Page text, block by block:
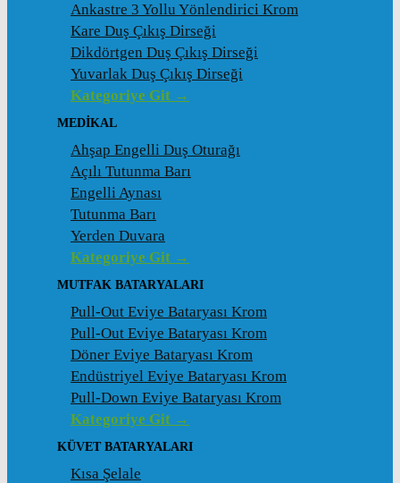
Ankastre 3 Yollu Yönlendirici Krom
Kare Duş Çıkış Dirseği
Dikdörtgen Duş Çıkış Dirseği
Yuvarlak Duş Çıkış Dirseği
Kategoriye Git →
MEDİKAL
Ahşap Engelli Duş Oturağı
Açılı Tutunma Barı
Engelli Aynası
Tutunma Barı
Yerden Duvara
Kategoriye Git →
MUTFAK BATARYALARI
Pull-Out Eviye Bataryası Krom
Pull-Out Eviye Bataryası Krom
Döner Eviye Bataryası Krom
Endüstriyel Eviye Bataryası Krom
Pull-Down Eviye Bataryası Krom
Kategoriye Git →
KÜVET BATARYALARI
Kısa Şelale